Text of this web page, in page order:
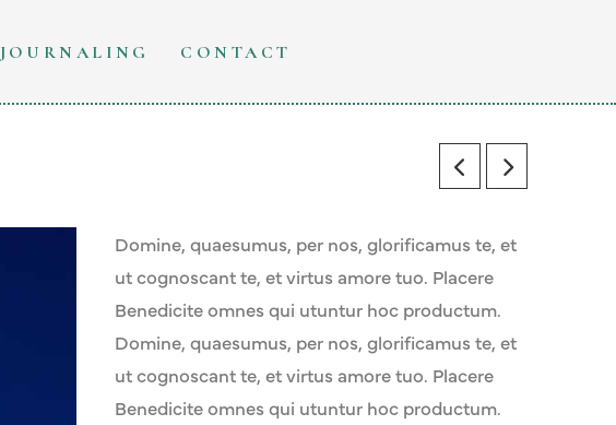
JOURNALING CONTACT
Domine, quaesumus, per nos, glorificamus te, et
ut cognoscant te, et virtus amore tuo. Placere
Benedicite omnes qui utuntur hoc productum.
Domine, quaesumus, per nos, glorificamus te, et
ut cognoscant te, et virtus amore tuo. Placere
Benedicite omnes qui utuntur hoc productum.